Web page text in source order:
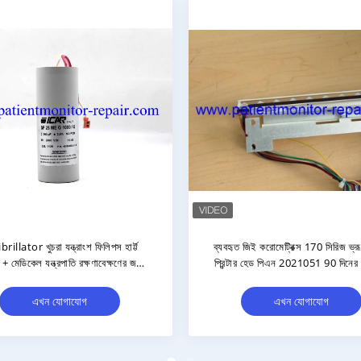
আসল M4735A ডিফিব্রিলেটর প্যাডেল,
ওয়ারেন্টি সহ এবং স্টকে ১০ জোড়া
এখন যোগাযোগ
আসল মেডিকেল পার্টস M3535A /
পোর্টেবল ডিফিব্রিলার ব্যাটারি
এখন যোগাযোগ